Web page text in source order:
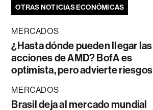
OTRAS NOTICIAS ECONÓMICAS
MERCADOS
¿Hasta dónde pueden llegar las
acciones de AMD? BofA es
optimista, pero advierte riesgos
MERCADOS
Brasil deja al mercado mundial